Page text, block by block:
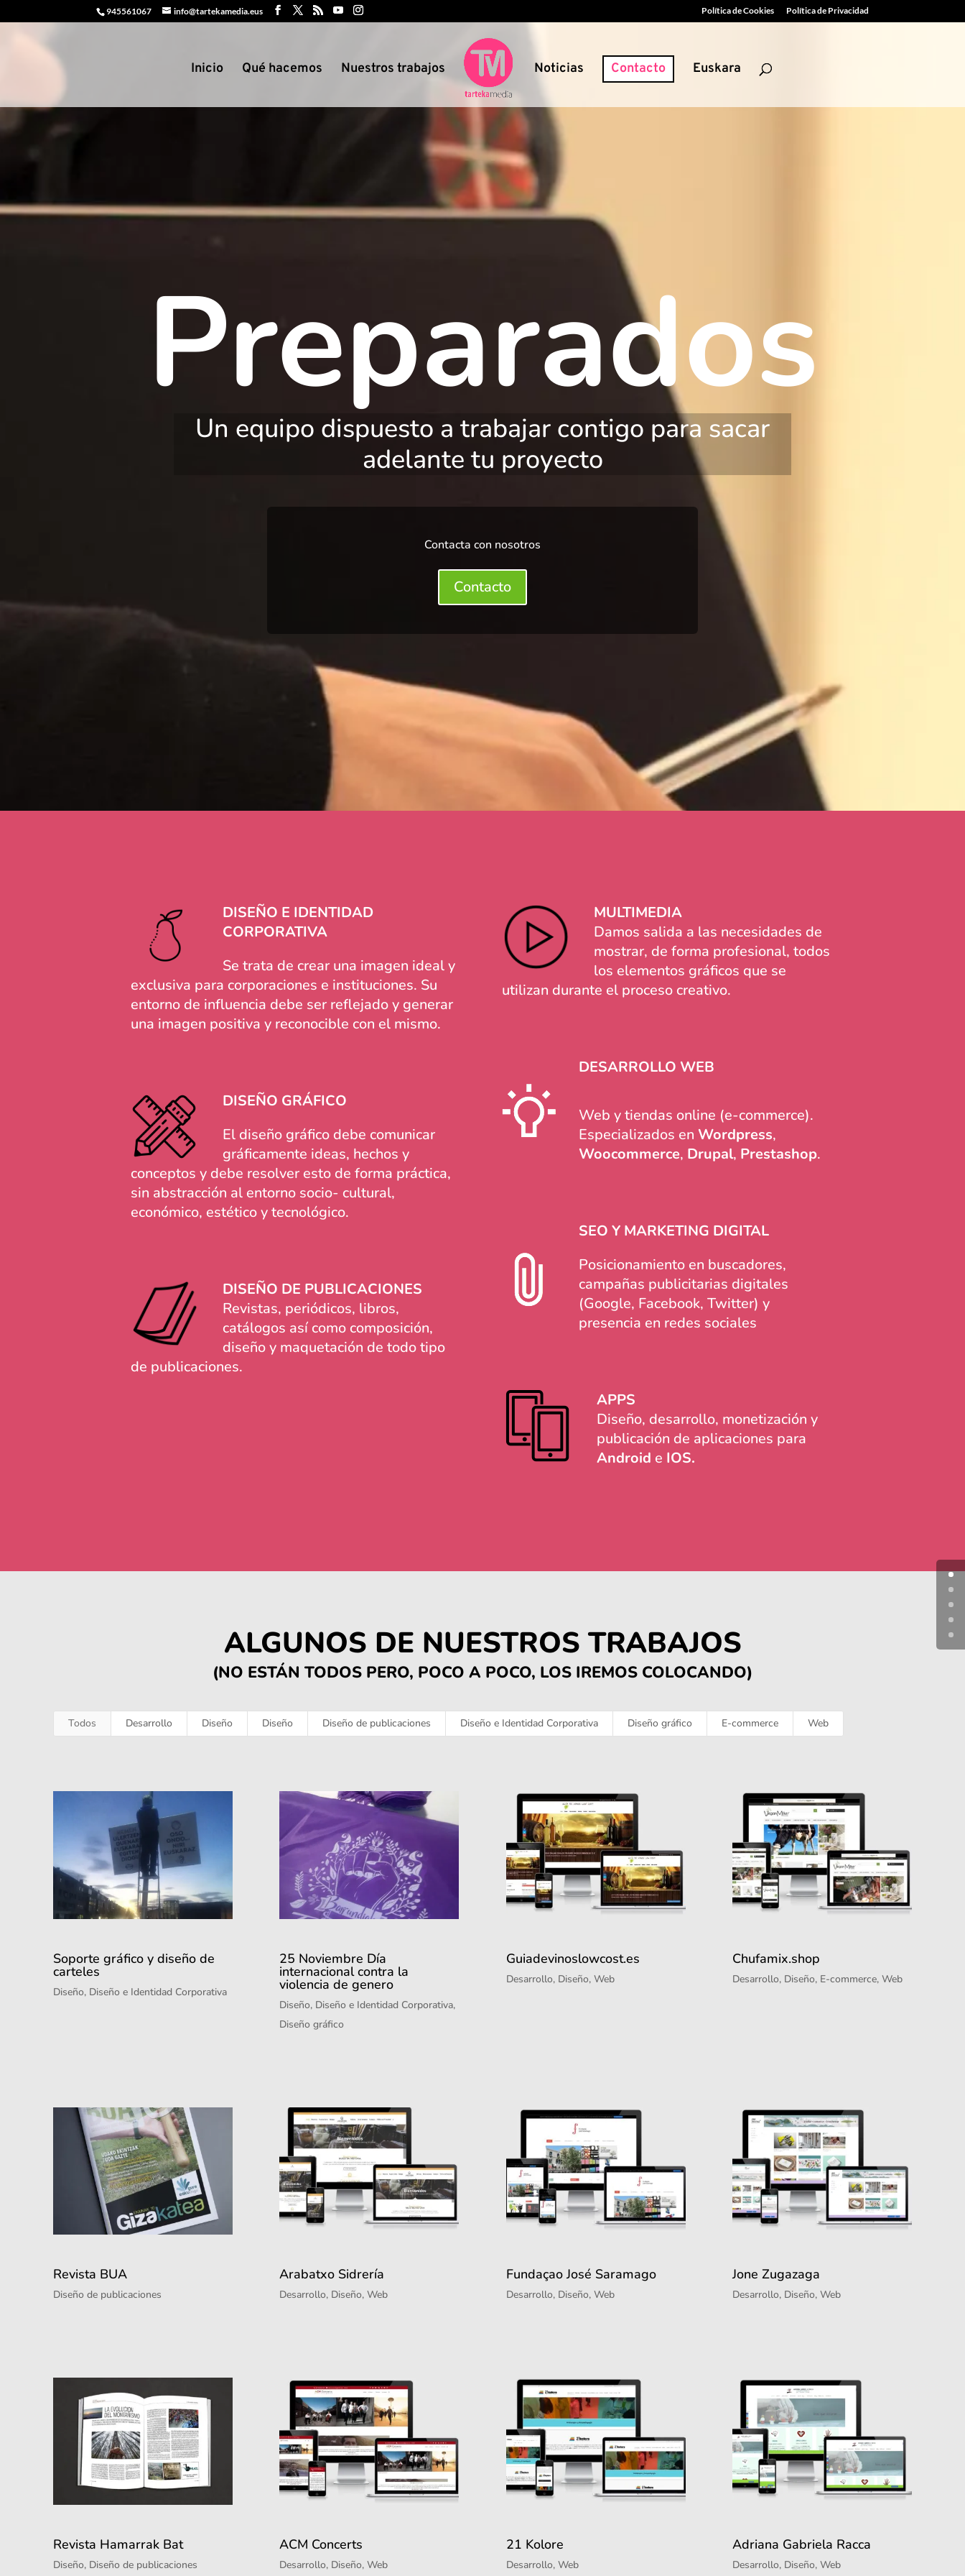
945561067 info@tartekamedia.eus Política de Cookies Política de Privacidad
Inicio Qué hacemos Nuestros trabajos Noticias Contacto Euskara
Preparados
Un equipo dispuesto a trabajar contigo para sacar
adelante tu proyecto
Contacta con nosotros
Contacto
DISEÑO E IDENTIDAD
CORPORATIVA
Se trata de crear una imagen ideal y
exclusiva para corporaciones e instituciones. Su
entorno de influencia debe ser reflejado y generar
una imagen positiva y reconocible con el mismo.
DISEÑO GRÁFICO
El diseño gráfico debe comunicar
gráficamente ideas, hechos y
conceptos y debe resolver esto de forma práctica,
sin abstracción al entorno socio- cultural,
económico, estético y tecnológico.
DISEÑO DE PUBLICACIONES
Revistas, periódicos, libros,
catálogos así como composición,
diseño y maquetación de todo tipo
de publicaciones.
MULTIMEDIA
Damos salida a las necesidades de
mostrar, de forma profesional, todos
los elementos gráficos que se
utilizan durante el proceso creativo.
DESARROLLO WEB
Web y tiendas online (e-commerce).
Especializados en Wordpress,
Woocommerce, Drupal, Prestashop.
SEO Y MARKETING DIGITAL
Posicionamiento en buscadores,
campañas publicitarias digitales
(Google, Facebook, Twitter) y
presencia en redes sociales
APPS
Diseño, desarrollo, monetización y
publicación de aplicaciones para
Android e IOS.
ALGUNOS DE NUESTROS TRABAJOS
(NO ESTÁN TODOS PERO, POCO A POCO, LOS IREMOS COLOCANDO)
Todos Desarrollo Diseño Diseño Diseño de publicaciones Diseño e Identidad Corporativa Diseño gráfico E-commerce Web
Soporte gráfico y diseño de
carteles
Diseño, Diseño e Identidad Corporativa
25 Noviembre Día
internacional contra la
violencia de genero
Diseño, Diseño e Identidad Corporativa,
Diseño gráfico
Guiadevinoslowcost.es
Desarrollo, Diseño, Web
Chufamix.shop
Desarrollo, Diseño, E-commerce,Web
Revista BUA
Diseño de publicaciones
Arabatxo Sidrería
Desarrollo, Diseño,Web
Fundaçao José Saramago
Desarrollo, Diseño, Web
Jone Zugazaga
Desarrollo, Diseño,Web
Revista Hamarrak Bat
Diseño, Diseño de publicaciones
ACM Concerts
Desarrollo, Diseño,Web
21 Kolore
Desarrollo, Web
Adriana Gabriela Racca
Desarrollo, Diseño,Web